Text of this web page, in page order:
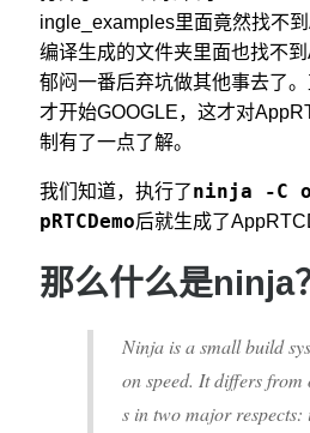
ingle_examples里面竟然找不
编译生成的文件夹里面也找不
郁闷一番后弃坑做其他事去了。
才开始GOOGLE，这才对
制有了一点了解。
我们知道，执行了ninja -C
pRTCDemo后就生成了
那么什么是ninja
Ninja is a small build
on speed. It differs from
s in two major respects: